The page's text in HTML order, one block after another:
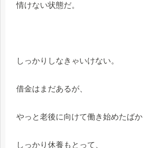
情けない状態だ。
しっかりしなきゃいけない。
借金はまだあるが、
やっと老後に向けて働き始めたばか
しっかり休養もとって、